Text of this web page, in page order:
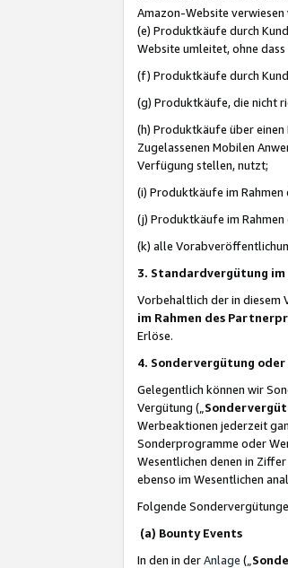
Amazon-Website verwiesen
(e) Produktkäufe durch
Website umleitet, ohne
(f) Produktkäufe durch
(g) Produktkäufe, die nicht
(h) Produktkäufe über einen
Zugelassenen Mobilen
Verfügung stellen, nutzt;
(i) Produktkäufe im
(j) Produktkäufe im
(k) alle
3. Standardvergütung
Vorbehaltlich der in diesem
im Rahmen des
Erlöse.
4. Sondervergütung
Gelegentlich können wir
Vergütung („
Werbeaktionen jederzeit
Sonderprogramme oder
Wesentlichen denen in
ebenso im Wesentlichen
Folgende
(a) Bounty Events
In den in derAnlage („